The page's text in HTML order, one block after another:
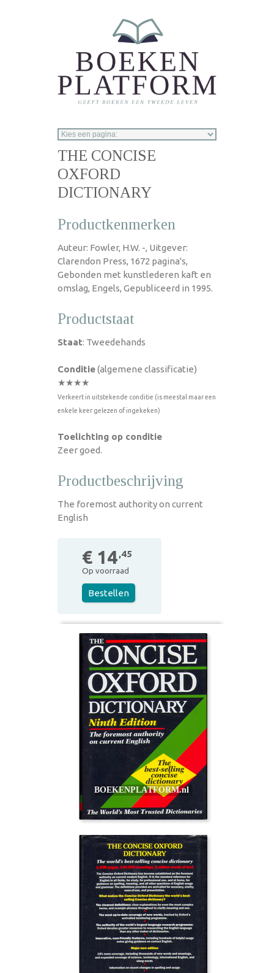
THE CONCISE
OXFORD
DICTIONARY
Productkenmerken
Auteur: Fowler, H.W. -, Uitgever:
Clarendon Press, 1672 pagina's,
Gebonden met kunstlederen kaft en
omslag, Engels, Gepubliceerd in 1995.
Productstaat
Staat: Tweedehands
Conditie(algemene classificatie)
★★★★
Verkeert in uitstekende conditie (is meestal maar een
enkele keer gelezen of ingekeken)
Toelichting op conditie
Zeer goed.
Productbeschrijving
The foremost authority on current
English
€ 14,45
Op voorraad
Bestellen